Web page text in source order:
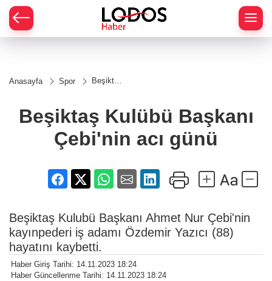
Anasayfa Spor
Beşiktaş
Çebi'nin
acı günü
Beşiktaş Kulübü Başkanı
Çebi'nin acı günü
Beşiktaş Kulubü Başkanı Ahmet Nur Çebi'nin
kayınpederi iş adamı Özdemir Yazıcı (88)
hayatını kaybetti.
Haber Giriş Tarihi: 14.11.2023 18:24
Haber Güncellenme Tarihi: 14.11.2023 18:24